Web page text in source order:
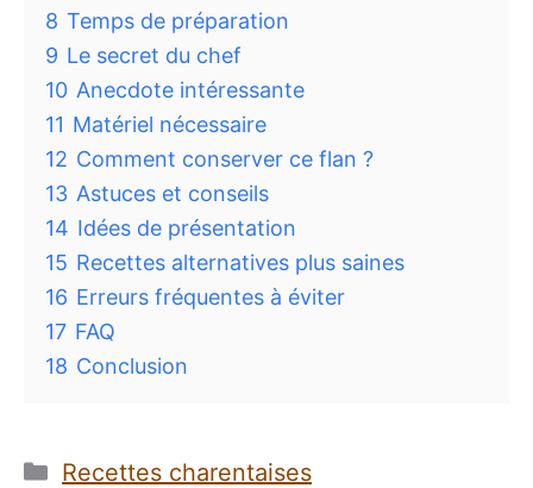
8 Temps de préparation
9 Le secret du chef
10 Anecdote intéressante
11 Matériel nécessaire
12 Comment conserver ce flan ?
13 Astuces et conseils
14 Idées de présentation
15 Recettes alternatives plus saines
16 Erreurs fréquentes à éviter
17 FAQ
18 Conclusion
Catégories
Recettes charentaises